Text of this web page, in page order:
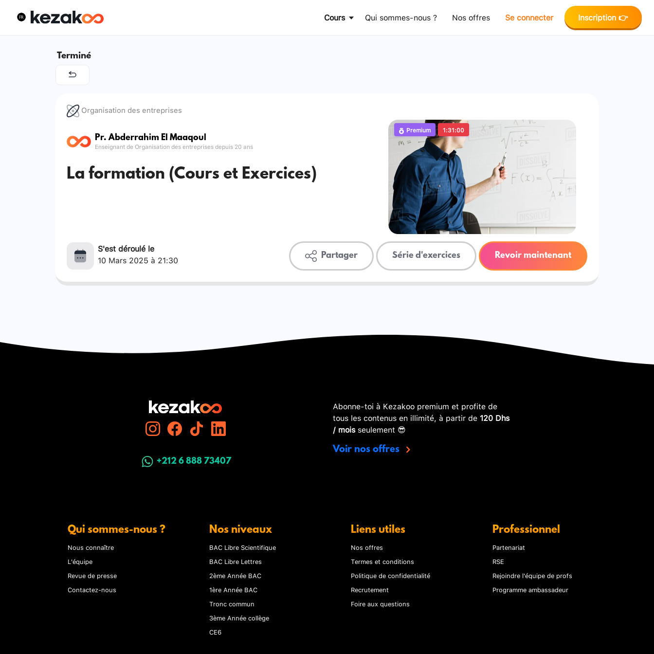
Cours Qui sommes-nous ? Nos offres Se connecter Inscription 👉
Terminé
Organisation des entreprises
Pr. Abderrahim El Maaqoul
Enseignant de Organisation des entreprises depuis 20 ans
La formation (Cours et Exercices)
Premium 1:31:00
S'est déroulé le
10 Mars 2025 à 21:30
Partager Série d'exercices Revoir maintenant
+212 6 888 73407
Abonne-toi à Kezakoo premium et profite de
tous les contenus en illimité, à partir de 120 Dhs
/ moisseulement 😎
Voir nos offres
Qui sommes-nous ?
Nous connaître
L'équipe
Revue de presse
Contactez-nous
Nos niveaux
BAC Libre Scientifique
BAC Libre Lettres
2ème Année BAC
1ère Année BAC
Tronc commun
3ème Année collège
CE6
Liens utiles
Nos offres
Termes et conditions
Politique de confidentialité
Recrutement
Foire aux questions
Professionnel
Partenariat
RSE
Rejoindre l'équipe de profs
Programme ambassadeur